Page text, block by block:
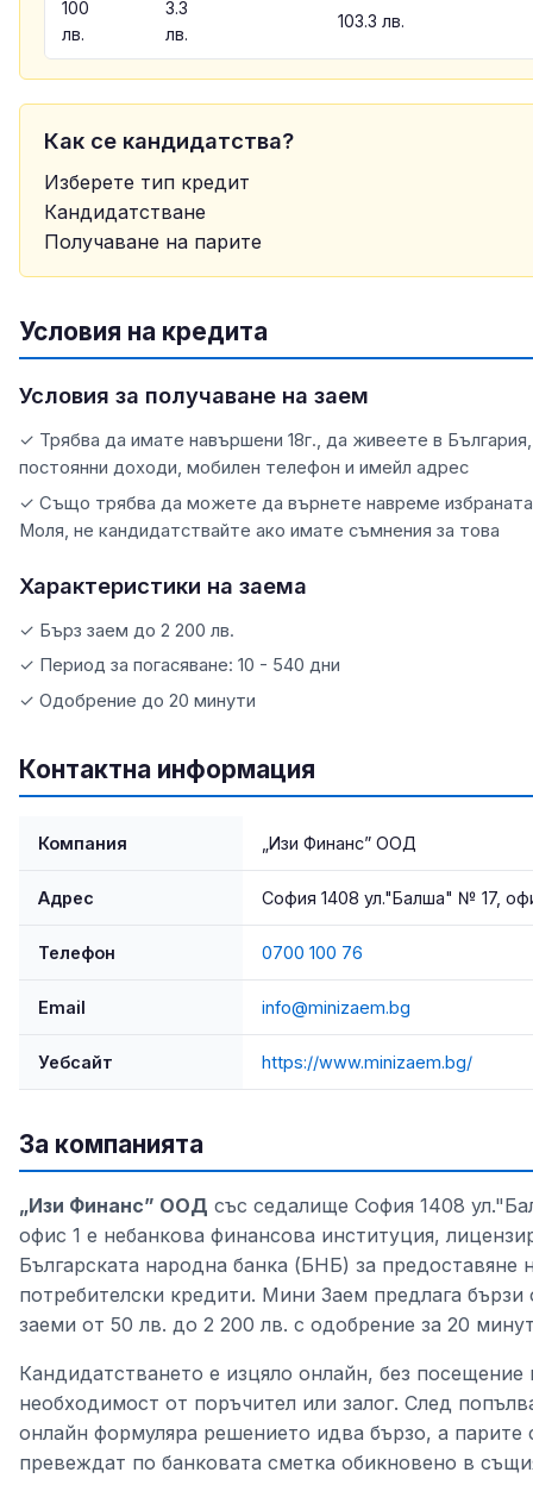
100
лв.
3.3
лв.
103.3 лв.
Как се кандидатства?
Изберете тип кредит
Кандидатстване
Получаване на парите
Условия на кредита
Условия за получаване на заем
✓ Трябва да имате навършени 18г., да живеете в
постоянни доходи, мобилен телефон и имейл адрес
✓ Също трябва да можете да върнете навреме
Mоля, не кандидатствaйте ако имате съмнения за това
Характеристики на заема
✓ Бърз заем до 2 200 лв.
✓ Период за погасяване: 10 - 540 дни
✓ Одобрение до 20 минути
Контактна информация
Компания „Изи Финанс” ООД
Адрес София 1408 ул."Балша" № 17,
Телефон 0700 100 76
Email info@minizaem.bg
Уебсайт https://www.minizaem.bg/
За компанията
„Изи Финанс” ООД със седалище София 1408
офис 1 е небанкова финансова институция,
Българската народна банка (БНБ) за предоставяне
потребителски кредити. Мини Заем предлага бързи
заеми от 50 лв. до 2 200 лв. с одобрение за 20
Кандидатстването е изцяло онлайн, без посещение
необходимост от поръчител или залог. След
онлайн формуляра решението идва бързо, а парите
превеждат по банковата сметка обикновено в